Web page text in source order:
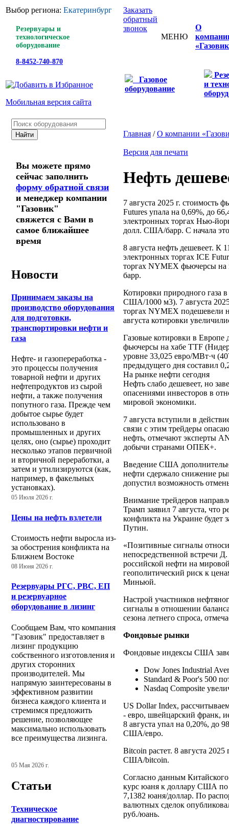
Выбор региона: Екатеринбург
Резервуары и
технологическое
оборудование
8-8452-740-870
Мобильная версия сайта
Заказать
обратный
звонок
МЕНЮ
О
Газовое
оборудование
и
Вы можете прямо
сейчас заполнить
форму обратной связи
и менеджер компании
"Газовик"
свяжется с Вами в
самое ближайшее
время
Новости
Принимаем заказы на
производство оборудования
для подготовки,
транспортировки нефти и
газа
Нефте- и газопереработка -
это процессы получения
товарной нефти и других
нефтепродуктов из сырой
нефти, а также получения
попутного газа. Прежде чем
добытое сырье будет
использовано в
промышленных и других
целях, оно (сырье) проходит
несколько этапов первичной
и вторичной переработки, а
затем и утилизируются (как,
например, в факельных
установках).
05 Июля 2026 г.
Цены на нефть взлетели
Стоимость нефти выросла из-
за обострения конфликта на
Ближнем Востоке
08 Июня 2026 г.
Резервуары РГС, РВС, ЕП
и резервуарное
оборудование в лизинг
Сообщаем Вам, что компания
"Газовик" предоставляет в
лизинг продукцию
собственного изготовления и
других сторонних
производителей. Мы
напрямую заинтересованы в
эффективном развитии
бизнеса каждого клиента и
стремимся предложить
решение, позволяющее
максимально использовать
все преимущества лизинга.
05 Мая 2026 г.
Статьи
Техническое
диагностирование
Главная /О компании
Версия для печати
Нефть
7 августа 2025 г. стоимость
Futures упала на 0,69%, до
электронных торгах Нью-
долл. США/барр. С начала
8 августа нефть дешевеет. К
электронных торгах ICE
торгах NYMEX фьючерсы
барр.
Котировки природного
США/1000 м3). 7 августа
торгах NYMEX подешевели
августа котировки
Газовые котировки в
фьючерсы на хабе TTF
уровне 33,025 евро/МВт·ч
предыдущего дня составил
На рынке нефти сегодня
Нефть слабо дешевеет, но
опасениями инвесторов в
мировой экономики.
7 августа вступили в
связи с этим трейдеры
нефть, отмечают эксперты
добычи странами ОПЕК+.
Введение США
нефти сдержало снижение
допустил возможность
Внимание трейдеров
Трамп заявил 7 августа, что
конфликта на Украине будет
Путин.
«Позитивные сигналы
непосредственной встречи
российской нефти на
геополитический риск к
Миньюй.
Настрой участников
сигналы в отношении
сезона летнего спроса,
Фондовые рынки
Фондовые индексы США
Dow Jones Industrial
Standard & Poor's 500
Nasdaq Composite
US Dollar Index,
- евро, швейцарский франк,
8 августа упал на 0,20%, до
США/евро.
Bitcoin растет. 8 августа
США/bitcoin.
Согласно данным
курс юаня к доллару США по
7,1382 юаня/доллар. По
валютных сделок
руб./юань.